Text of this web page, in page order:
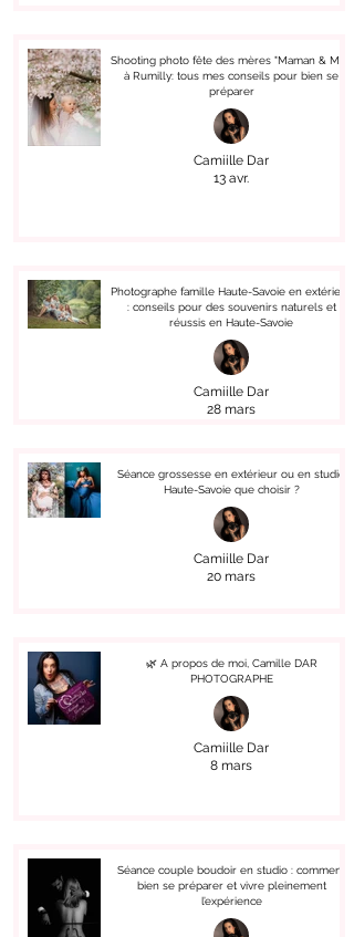
Shooting photo fête des mères "Maman & Moi"
à Rumilly: tous mes conseils pour bien se
préparer
Camiille Dar
13 avr.
Photographe famille Haute-Savoie en extérieur
: conseils pour des souvenirs naturels et
réussis en Haute-Savoie
Camiille Dar
28 mars
Séance grossesse en extérieur ou en studio
Haute-Savoie que choisir ?
Camiille Dar
20 mars
🌿 A propos de moi, Camille DAR
PHOTOGRAPHE
Camiille Dar
8 mars
Séance couple boudoir en studio : comment
bien se préparer et vivre pleinement
l’expérience